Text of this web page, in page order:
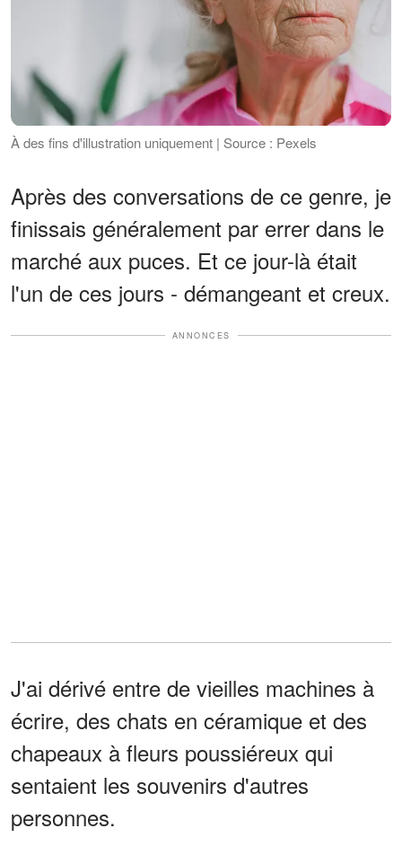
À des fins d'illustration uniquement | Source : Pexels
Après des conversations de ce genre, je
finissais généralement par errer dans le
marché aux puces. Et ce jour-là était
l'un de ces jours - démangeant et creux.
ANNONCES
J'ai dérivé entre de vieilles machines à
écrire, des chats en céramique et des
chapeaux à fleurs poussiéreux qui
sentaient les souvenirs d'autres
personnes.